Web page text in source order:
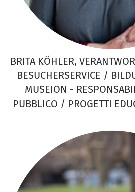
BRITA KÖHLER,
BESUCHERSERVICE /
MUSEION -
PUBBLICO / PROGETTI